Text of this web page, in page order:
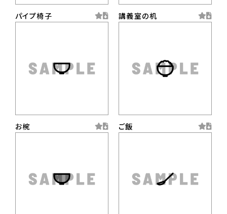
パイプ椅子 講義室の机
お椀 ご飯